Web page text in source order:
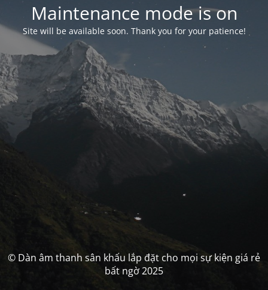
Maintenance mode is on
Site will be available soon. Thank you for your patience!
© Dàn âm thanh sân khấu lắp đặt cho mọi sự kiện giá rẻ
bất ngờ 2025